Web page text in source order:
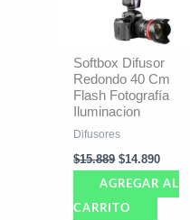
Softbox Difusor
Redondo 40 Cm
Flash Fotografía
Iluminacion
Difusores
$15.889 $14.890
AGREGAR AL
CARRITO